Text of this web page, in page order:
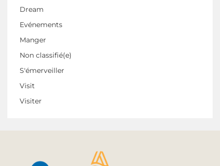
Dream
Evénements
Manger
Non classifié(e)
S'émerveiller
Visit
Visiter